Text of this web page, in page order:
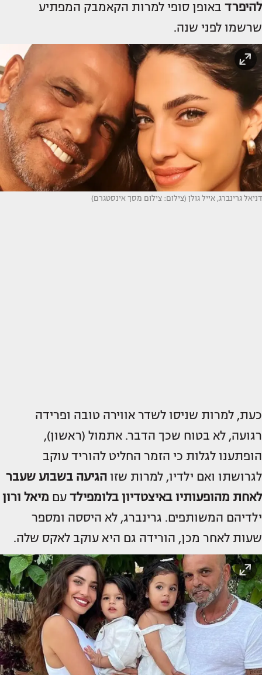
להיפרד באופן סופי למרות הקאמבק המפתיע
שרשמו לפני שנה.
דניאל גרינברג, אייל גולן (צילום: צילום מסך אינסטגרם)
כעת, למרות שניסו לשדר אווירה טובה ופרידה
רגועה, לא בטוח שכך הדבר. אתמול (ראשון),
הופתענו לגלות כי הזמר החליט להוריד עוקב
לגרושתו ואם ילדיו, למרות שזו הגיעה בשבוע שעבר
לאחת מהופעותיו באיצטדיון בלומפילד עם מיאל ורון
ילדיהם המשותפים. גרינברג, לא היססה ומספר
שעות לאחר מכן, הורידה גם היא עוקב לאקס שלה.